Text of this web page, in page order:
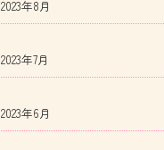
2023年8月
2023年7月
2023年6月